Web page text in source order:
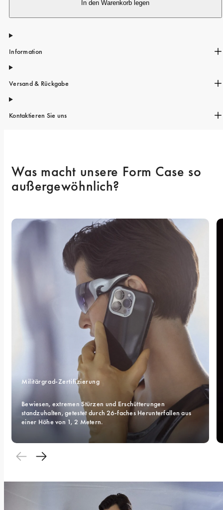
iPhone 15
iPhone 14 Pro
iPhone 14
In den Warenkorb legen
Information
Versand & Rückgabe
Kontaktieren Sie uns
Was macht unsere Form Case so
außergewöhnlich?
Militärgrad-Zertifizierung
Bewiesen, extremen Stürzen und Erschütterungen
standzuhalten, getestet durch 26-faches Herunterfallen aus
einer Höhe von 1, 2 Metern.